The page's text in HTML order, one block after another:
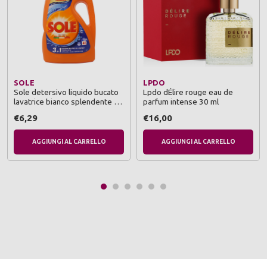
SOLE
Sole detersivo liquido bucato
lavatrice bianco splendente 41
€6,29
AGGIUNGI AL CARRELLO
LPDO
Lpdo dÉlire rouge eau de
parfum intense 30 ml
€16,00
AGGIUNGI AL CARRELLO